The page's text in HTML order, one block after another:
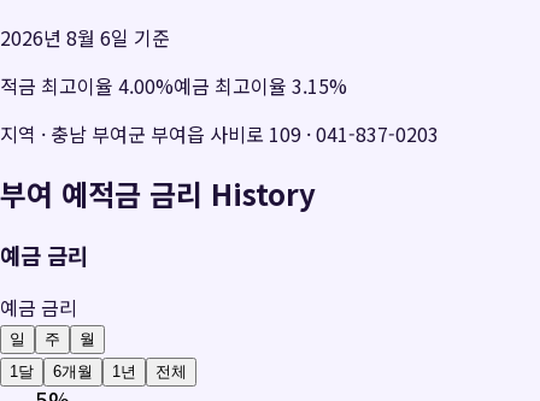
2026년 8월 6일 기준
적금 최고이율 4.00%예금 최고이율 3.15%
지역 · 충남 부여군 부여읍 사비로 109 ·041-837-0203
부여 예적금 금리 History
예금 금리
예금 금리
일 주
월
1달
6개월 1년 전체